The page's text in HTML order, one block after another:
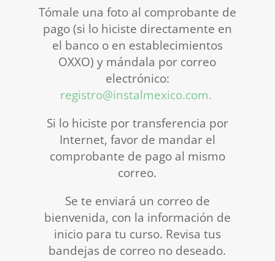
Tómale una foto al comprobante de
pago (si lo hiciste directamente en
el banco o en establecimientos
OXXO) y mándala por correo
electrónico:
registro@instalmexico.com.
Si lo hiciste por transferencia por
Internet, favor de mandar el
comprobante de pago al mismo
correo.
Se te enviará un correo de
bienvenida, con la información de
inicio para tu curso. Revisa tus
bandejas de correo no deseado.